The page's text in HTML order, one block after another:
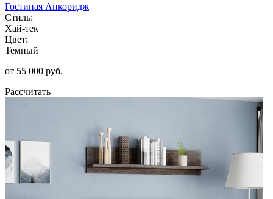
Гостиная Анкоридж
Стиль:
Хай-тек
Цвет:
Темный
от 55 000 руб.
Рассчитать